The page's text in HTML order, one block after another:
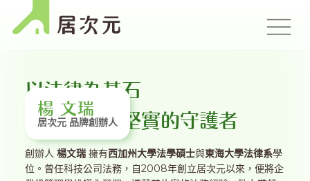
以法律為基石
做託付資産堅實的守護者
楊 文瑞
居次元 品牌創辦人
創辦人 楊文瑞擁有西加州大學法學碩士與東海大學法律系學
位。曾任科技公司法務，自2008年創立居次元以來，便將企